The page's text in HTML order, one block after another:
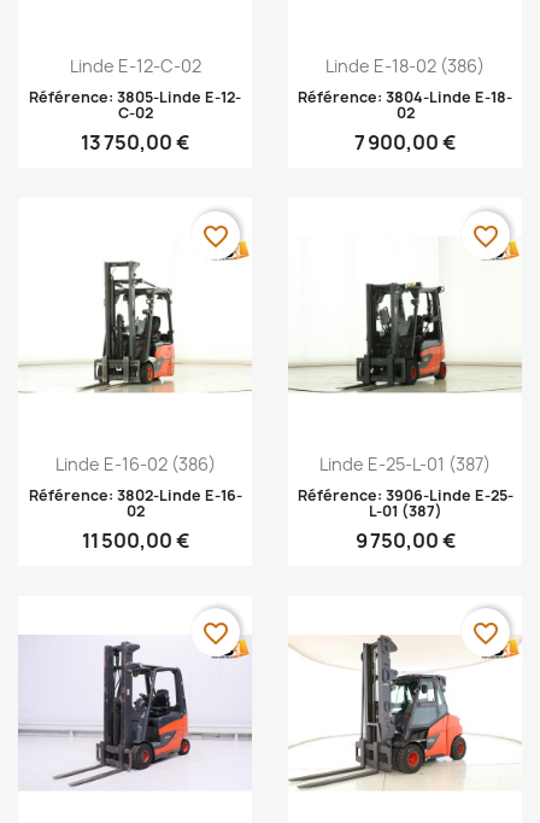
Aperçu rapide
Linde E-12-C-02
Référence: 3805-Linde E-12-
C-02
13 750,00 €
Aperçu rapide
Linde E-18-02 (386)
Référence: 3804-Linde E-18-
02
7 900,00 €
Aperçu rapide
Linde E-16-02 (386)
Référence: 3802-Linde E-16-
02
11 500,00 €
favorite_border
Aperçu rapide
Linde E-25-L-01 (387)
Référence: 3906-Linde E-25-
L-01 (387)
9 750,00 €
favorite_border
favorite_border favorite_border